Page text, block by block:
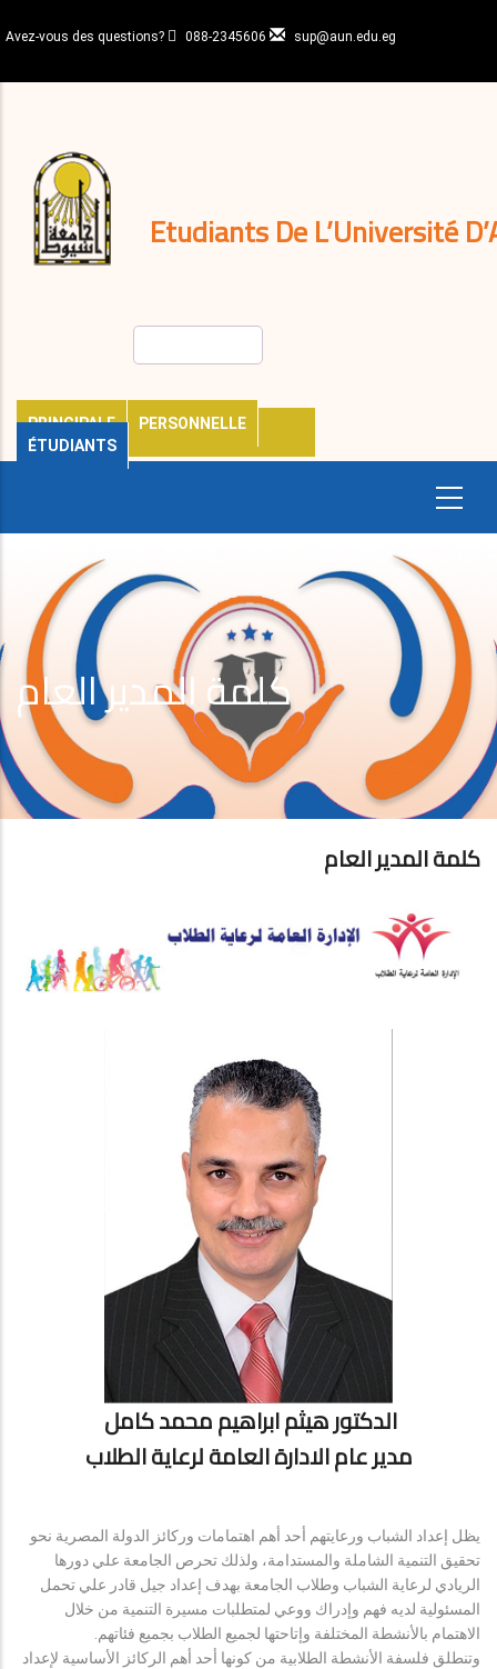
au
principal
Avez-vous des questions? 088-2345606 sup@aun.edu.eg
Etudiants De L’Université
PRINCIPALE
PERSONNELLE
ÉTUDIANTS
décisions
Expatriés
Journal
كلمة المدير العام
كلمة المدير العام
الدكتور هيثم ابراهيم محمد كامل
مدير عام الادارة العامة لرعاية الطلاب
يظل إعداد الشباب ورعايتهم أحد أهم اهتمامات وركائز الدولة المصرية نحو
تحقيق التنمية الشاملة والمستدامة، ولذلك تحرص الجامعة علي دورها
الريادي لرعاية الشباب وطلاب الجامعة بهدف إعداد جيل قادر علي تحمل
المسئولية لديه فهم وإدراك ووعي لمتطلبات مسيرة التنمية من خلال
الاهتمام بالأنشطة المختلفة وإتاحتها لجميع الطلاب بجميع فئاتهم.
وتنطلق فلسفة الأنشطة الطلابية من كونها أحد أهم الركائز الأساسية لإعداد